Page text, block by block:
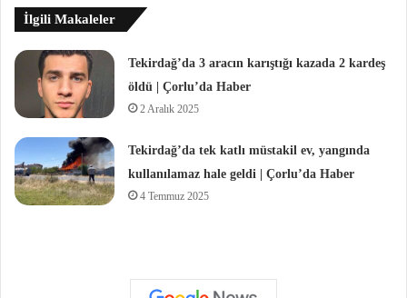
İlgili Makaleler
Tekirdağ’da 3 aracın karıştığı kazada 2 kardeş
öldü | Çorlu’da Haber
2 Aralık 2025
Tekirdağ’da tek katlı müstakil ev, yangında
kullanılamaz hale geldi | Çorlu’da Haber
4 Temmuz 2025